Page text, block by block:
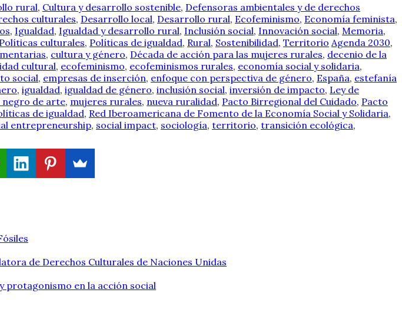
rural, Cultura y desarrollo sostenible, Defensoras ambientales y de derechos
culturales, Desarrollo local, Desarrollo rural, Ecofeminismo, Economía feminista,
, Igualdad, Igualdad y desarrollo rural, Inclusión social, Innovación social, Memoria,
Políticas culturales, Políticas de igualdad, Rural, Sostenibilidad, Territorio Agenda 2030,
, cultura y género, Década de acción para las mujeres rurales, decenio de la
cultural, ecofeminismo, ecofeminismos rurales, economía social y solidaria,
social, empresas de inserción, enfoque con perspectiva de género, España, estefanía
, igualdad, igualdad de género, inclusión social, inversión de impacto, Ley de
negro de arte, mujeres rurales, nueva ruralidad, Pacto Birregional del Cuidado, Pacto
de igualdad, Red Iberoamericana de Fomento de la Economía Social y Solidaria,
entrepreneurship, social impact, sociología, territorio, transición ecológica,
de Derechos Culturales de Naciones Unidas
protagonismo en la acción social